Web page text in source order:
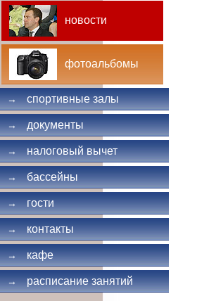
новости
фотоальбомы
→ спортивные залы
→ документы
→ налоговый вычет
→ бассейны
→ гости
→ контакты
→ кафе
→ расписание занятий